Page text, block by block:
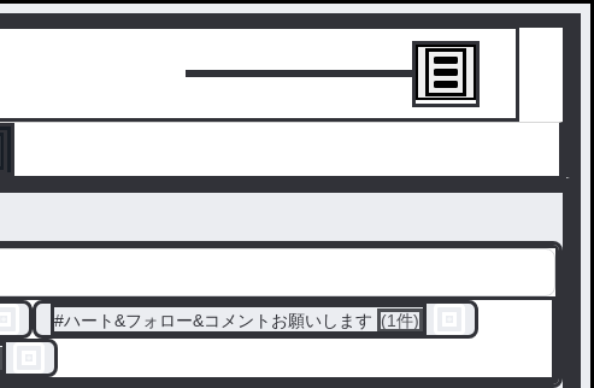
#ハート&フォロー&コメントお願いします (1件)